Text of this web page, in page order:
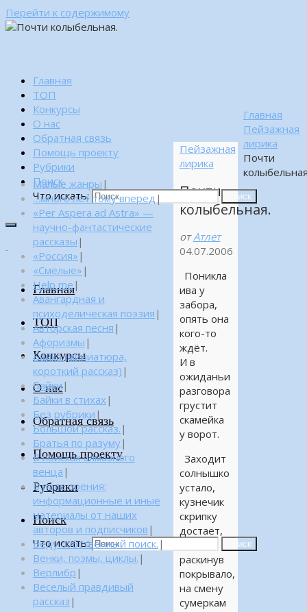
Перейти к содержимому
Главная
ТОП
Конкурсы
О нас
Обратная связь
Помощь проекту
Рубрики
Поиск
Что искать:
Поиск
Главная
ТОП
Конкурсы
О нас
Обратная связь
Помощь проекту
Рубрики
Поиск
Что искать: Поиск
Главная
Пейзажная
лирика
Почти
Пейзажная
лирика
Почти
колыбельная.
от Атлет
04.07.2006
Поникла
ива у
забора,
опять она
кого-то
ждёт.
И в
ожиданьи
разговора
грустит
скамейка
у ворот.
Заходит
солнышко
устало,
кузнечик
скрипку
достаёт,
раскинув
покрывало,
на смену
сумеркам
Малые жанры |
…много лет тому вперед |
«Per Aspera ad Astra» —
научно-фантастические
рассказы |
«Россия» |
«Смелые» |
Help me|
Авангардная и
психоделическая поэзия |
Авторская песня |
Афоризмы |
Байка (миниатюра,
короткий рассказ) |
Байки|
Байки в стихах |
Без рубрики |
Большой рассказ. |
Братья по разуму|
В поисках алмазного
венца |
В поле зрения:
информационные и иные
материалы от наших
авторов и подписчиков |
Веду собственный поиск. |
Венки, поэмы, циклы. |
Верлибр |
Веселый правдивый
рассказ |